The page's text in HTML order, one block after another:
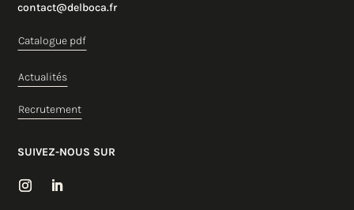
contact@delboca.fr
Catalogue pdf
Actualités
Recrutement
SUIVEZ-NOUS SUR